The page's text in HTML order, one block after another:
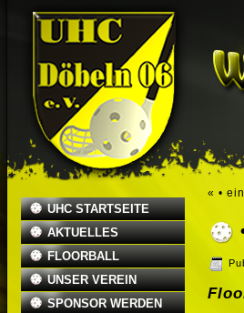
UHC STARTSEITE
AKTUELLES
FLOORBALL
UNSER VEREIN
SPONSOR WERDEN
« •